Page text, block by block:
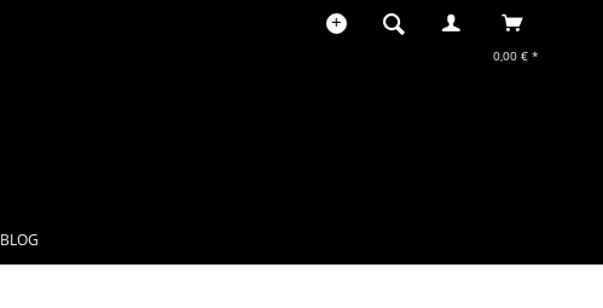
0,00 € *
BLOG